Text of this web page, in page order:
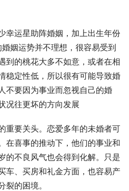
幸运星助阵婚姻，加上出生年份
姻运势并不理想，很容易受到
到的桃花大多不如意，或者在相
稳定性低，所以很有可能导致婚
不要因为事业而忽视自己的婚
况往更坏的方向发展
重要关头。恋爱多年的未婚者可
在喜事的推动下，他们的事业和
的不良风气也会得到化解。只是
车、买房和礼金方面，也容易产
裂的困境。